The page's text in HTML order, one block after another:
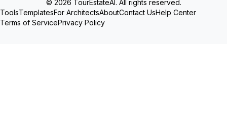
© 2026 TourEstateAI. All rights reserved.
ToolsTemplatesFor ArchitectsAboutContact UsHelp Center
Terms of ServicePrivacy Policy